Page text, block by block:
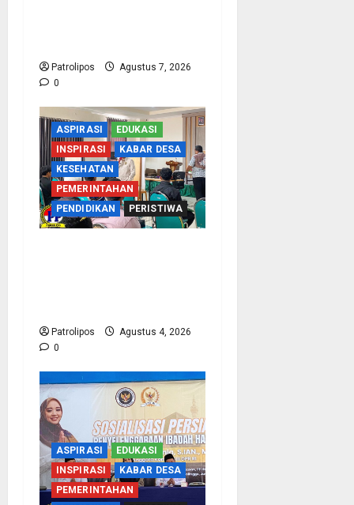
Patrolipos
Agustus 7, 2026
0
ASPIRASI
EDUKASI
INSPIRASI
KABAR DESA
KESEHATAN
PEMERINTAHAN
PENDIDIKAN
PERISTIWA
Patrolipos
Agustus 4, 2026
0
ASPIRASI
EDUKASI
INSPIRASI
KABAR DESA
PEMERINTAHAN